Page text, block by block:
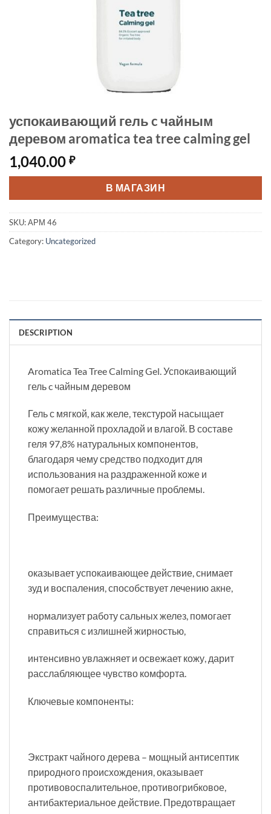
успокаивающий гель c чайным
деревом aromatica tea tree calming gel
1,040.00 ₽
В МАГАЗИН
SKU:АРМ 46
Category: Uncategorized
DESCRIPTION
Aromatica Tea Tree Calming Gel. Успокаивающий
гель c чайным деревом
Гель с мягкой, как желе, текстурой насыщает
кожу желанной прохладой и влагой. В составе
геля 97,8% натуральных компонентов,
благодаря чему средство подходит для
использования на раздраженной коже и
помогает решать различные проблемы.
Преимущества:
оказывает успокаивающее действие, снимает
зуд и воспаления, способствует лечению акне,
нормализует работу сальных желез, помогает
справиться с излишней жирностью,
интенсивно увлажняет и освежает кожу, дарит
расслабляющее чувство комфорта.
Ключевые компоненты:
Экстракт чайного дерева – мощный антисептик
природного происхождения, оказывает
противовоспалительное, противогрибковое,
антибактериальное действие. Предотвращает